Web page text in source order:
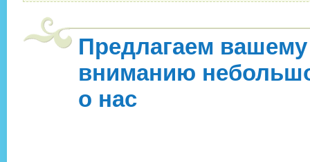
Предлагаем вашему
вниманию
о нас